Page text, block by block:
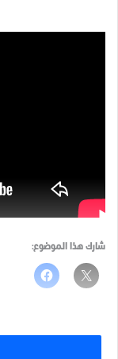
شارك هذا الموضوع: